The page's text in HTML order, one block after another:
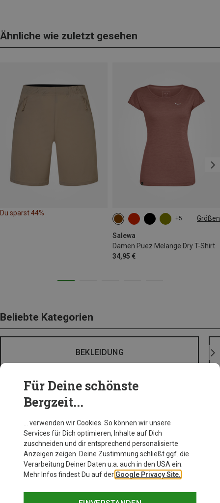
Ähnliche wie zuletzt gesehen
Du sparst 44%
+5 Größen
Salewa
Damen Puez Melange Dry T-Shirt
34,95 €
XS S M
XXL
Beliebte Kategorien
BEKLEIDUNG
Für Deine schönste
Bergzeit...
… verwenden wir Cookies. So können wir unsere
Services für Dich optimieren, Inhalte auf Dich
zuschneiden und dir entsprechend personalisierte
Anzeigen zeigen. Deine Zustimmung schließt ggf. die
Verarbeitung Deiner Daten u.a. auch in den USA ein.
Mehr Infos findest Du auf der Google Privacy Site.